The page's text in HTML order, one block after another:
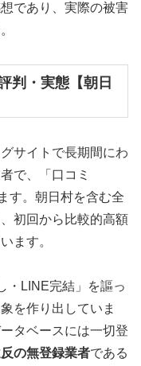
であり、実際の被害
判・実態【朝日
サイトで長期間にわ
で、「口コミ
す。朝日村を含む全
初回から比較的高額
ます。
・LINE完結」を謳っ
を作り出していま
タベースには一切登
の無登録業者である